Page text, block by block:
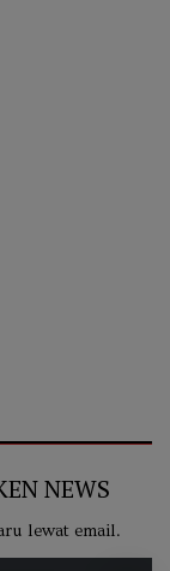
NEWS
lewat email.